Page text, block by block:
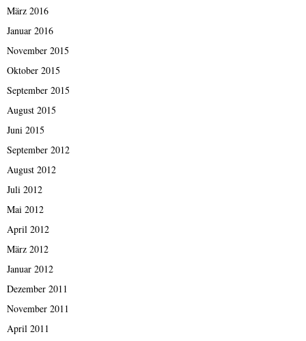
März 2016
Januar 2016
November 2015
Oktober 2015
September 2015
August 2015
Juni 2015
September 2012
August 2012
Juli 2012
Mai 2012
April 2012
März 2012
Januar 2012
Dezember 2011
November 2011
April 2011